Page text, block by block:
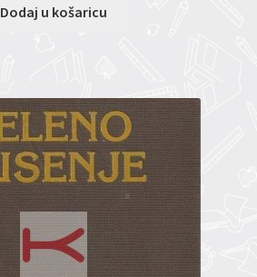
Dodaj u košaricu